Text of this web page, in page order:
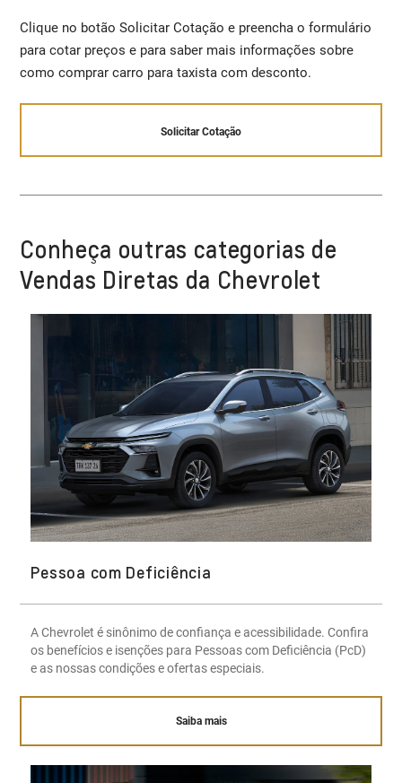
Clique no botão Solicitar Cotação e preencha o formulário
para cotar preços e para saber mais informações sobre
como comprar carro para taxista com desconto.
Solicitar Cotação
Conheça outras categorias de
Vendas Diretas da Chevrolet
Pessoa com Deficiência
A Chevrolet é sinônimo de confiança e acessibilidade. Confira
os benefícios e isenções para Pessoas com Deficiência (PcD)
e as nossas condições e ofertas especiais.
Saiba mais